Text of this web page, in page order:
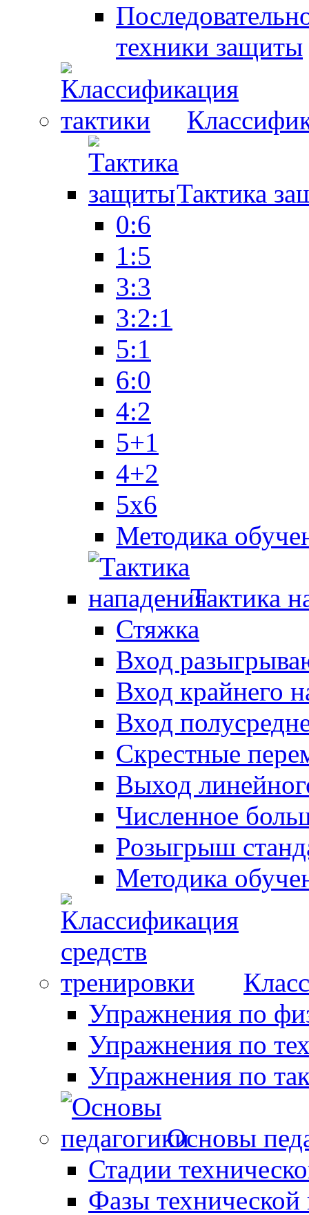
техники защиты
Тактика
0:6
1:5
3:3
3:2:1
5:1
6:0
4:2
5+1
4+2
5x6
Методика
Тактика
Стяжка
Вход
Вход крайнего
Вход
Скрестные
Выход
Численное
Розыгрыш
Методика
Упражнения по
Упражнения по
Упражнения по
Основы
Стадии
Фазы технической